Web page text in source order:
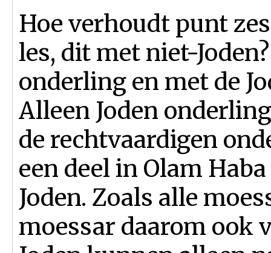
Hoe verhoudt punt
les, dit met niet-
onderling en met de
Alleen Joden
de rechtvaardigen
een deel in Olam
Joden. Zoals alle
moessar daarom ook